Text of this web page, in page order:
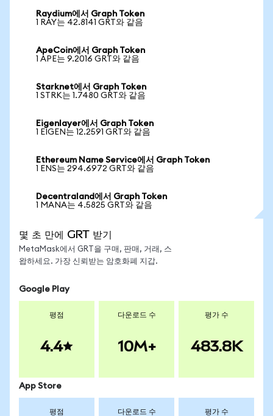
Raydium에서 Graph Token
1 RAY는 42.8141 GRT와 같음
ApeCoin에서 Graph Token
1 APE는 9.2016 GRT와 같음
Starknet에서 Graph Token
1 STRK는 1.7480 GRT와 같음
Eigenlayer에서 Graph Token
1 EIGEN는 12.2591 GRT와 같음
Ethereum Name Service에서 Graph Token
1 ENS는 294.6972 GRT와 같음
Decentraland에서 Graph Token
1 MANA는 4.5825 GRT와 같음
몇 초 만에 GRT 받기
MetaMask에서 GRT을 구매, 판매, 거래, 스
왑하세요. 가장 신뢰받는 암호화폐 지갑.
Google Play
평점
4.4
다운로드 수
10M+
평가 수
483.8K
App Store
평점 다운로드 수 평가 수